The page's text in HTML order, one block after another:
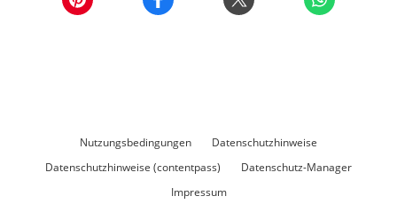
Nutzungsbedingungen
Datenschutzhinweise
Datenschutzhinweise (contentpass)
Datenschutz-Manager
Impressum